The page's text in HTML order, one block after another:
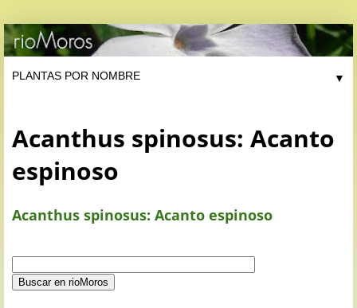
▼
Acanthus spinosus: Acanto
espinoso
Acanthus spinosus: Acanto espinoso